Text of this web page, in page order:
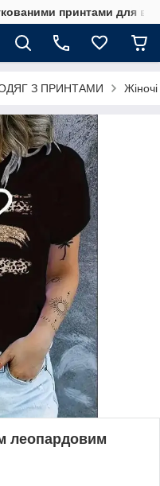
принтами для
З ПРИНТАМИ
леопардовим